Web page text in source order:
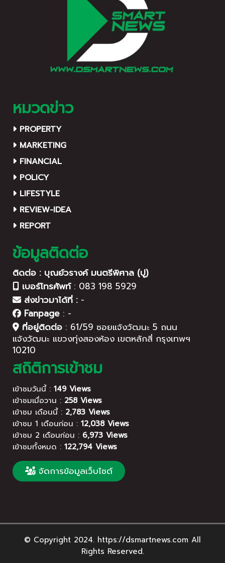
หมวดข่าว
PROPERTY
MARKETING
FINANCIAL
POLICY
LIFESTYLE
REVIEW-IDEA
REPORT
ข้อมูลติดต่อ
ติดต่อ : บุณย์วรางค์ มนตรีพิศาล (ปู)
เบอร์โทรศัพท์: 083 198 5929
ส่งข่าวมาได้ที่ : -
Fanpage : -
ที่อยู่ติดต่อ : 61/59 ซอยแจ้งวัฒนะ 5 ถนน
แจ้งวัฒนะ แขวงทุ่งสองห้อง เขตหลักสี่ กรุงเทพฯ
10210
สถิติการเข้าชม
เข้าชมวันนี้ : 149 Views
เข้าชมเมื่อวาน : 258 Views
เข้าชม เดือนนี้ : 2,783 Views
เข้าชม 1 เดือนก่อน : 12,038 Views
เข้าชม 2 เดือนก่อน : 6,973 Views
เข้าชมทั้งหมด : 122,794 Views
จัดการข้อมูลเว็บไซต์
© Copyright 2024. https://dsmartnews.com All
Rights Reserved.